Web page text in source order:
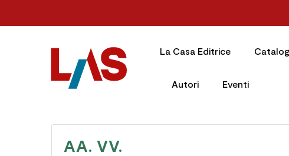
La Casa Editrice
Autori Eventi
AA. VV.